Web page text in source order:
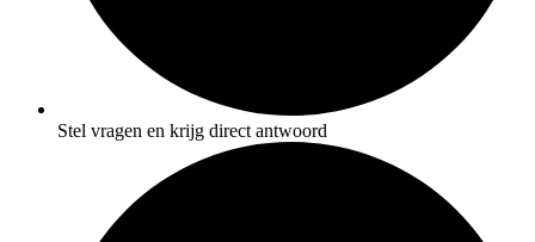
Stel vragen en krijg direct antwoord